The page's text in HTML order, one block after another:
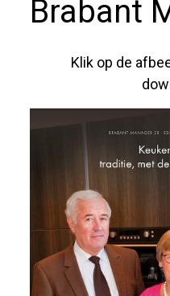
Brabant
Klik op de